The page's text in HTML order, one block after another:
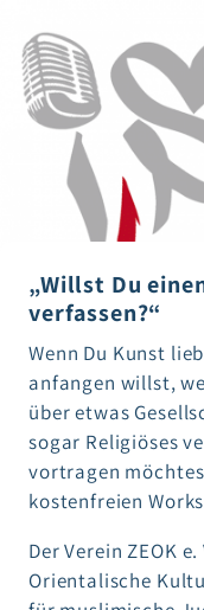
„Willst Du
verfassen?“
Wenn Du Kunst
anfangen willst,
über etwas
sogar Religiöses
vortragen
kostenfreien
Der Verein ZEOK
Orientalische